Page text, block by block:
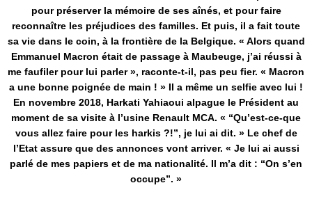
pour préserver la mémoire de ses aînés, et pour faire
reconnaître les préjudices des familles. Et puis, il a fait toute
sa vie dans le coin, à la frontière de la Belgique. « Alors quand
Emmanuel Macron était de passage à Maubeuge, j’ai réussi à
me faufiler pour lui parler », raconte-t-il, pas peu fier. « Macron
a une bonne poignée de main ! » Il a même un selfie avec lui !
En novembre 2018, Harkati Yahiaoui alpague le Président au
moment de sa visite à l’usine Renault MCA. « “Qu’est-ce-que
vous allez faire pour les harkis ?!”, je lui ai dit. » Le chef de
l’Etat assure que des annonces vont arriver. « Je lui ai aussi
parlé de mes papiers et de ma nationalité. Il m’a dit : “On s’en
occupe”. »